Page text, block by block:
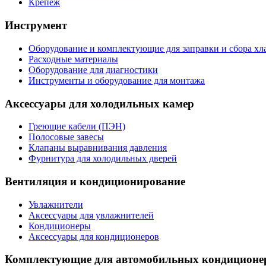
Крепеж
Инструмент
Оборудование и комплектующие для заправки и сбора
Расходные материалы
Оборудование для диагностики
Инструменты и оборудование для монтажа
Аксессуары для холодильных камер
Греющие кабели (ПЭН)
Полосовые завесы
Клапаны выравнивания давления
Фурнитура для холодильных дверей
Вентиляция и кондиционирование
Увлажнители
Аксессуары для увлажнителей
Кондиционеры
Аксессуары для кондиционеров
Комплектующие для автомобильных